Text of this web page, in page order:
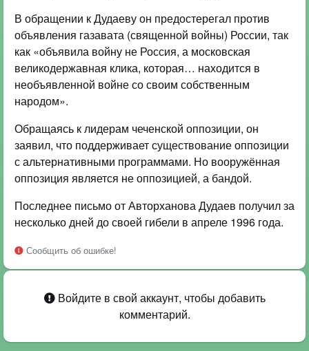
В обращении к Дудаеву он предостерегал против
объявления газавата (священной войны) России, так
как «объявила войну не Россия, а московская
великодержавная клика, которая… находится в
необъявленной войне со своим собственным
народом».
Обращаясь к лидерам чеченской оппозиции, он
заявил, что поддерживает существование оппозиции
с альтернативными программами. Но вооружённая
оппозиция является не оппозицией, а бандой.
Последнее письмо от Авторханова Дудаев получил за
несколько дней до своей гибели в апреле 1996 года.
Сообщить об ошибке!
Войдите в свой аккаунт, чтобы добавить
комментарий.